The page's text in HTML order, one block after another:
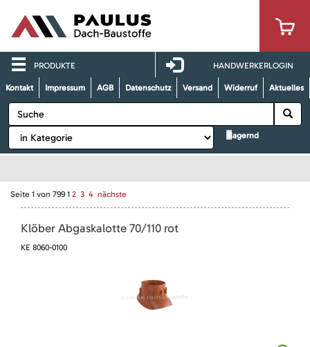
PRODUKTE HANDWERKERLOGIN
Kontakt Impressum AGB Datenschutz Versand Widerruf Aktuelles
lagernd
Seite 1 von 799 1 2 3 4 nächste
Klöber Abgaskalotte 70/110 rot
KE 8060-0100